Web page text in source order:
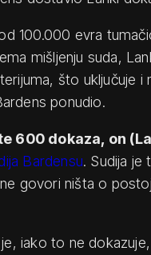
100.000 evra
mišljenju suda,
što uključuje
ponudio.
600 dokaza, on
Bardensu. Sudija je
govori ništa o
iako to ne